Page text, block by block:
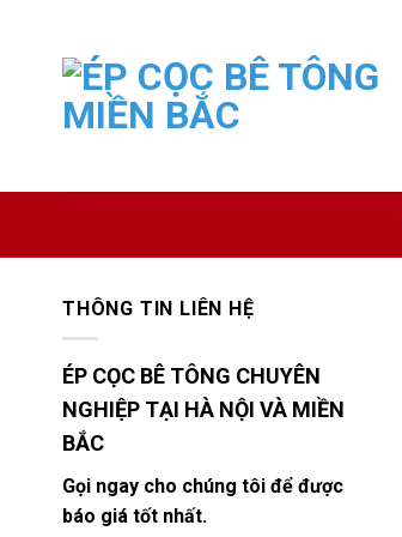
THÔNG TIN LIÊN HỆ
ÉP CỌC BÊ TÔNG CHUYÊN
NGHIỆP TẠI HÀ NỘI VÀ MIỀN
BẮC
Gọi ngay cho chúng tôi để được
báo giá tốt nhất.